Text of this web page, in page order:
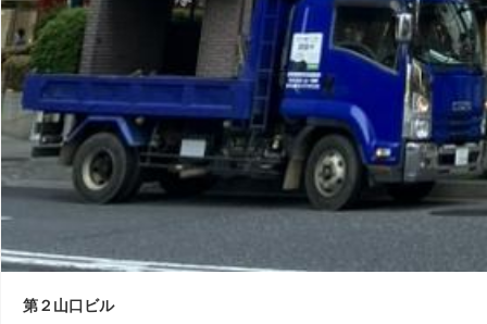
第２山口ビル